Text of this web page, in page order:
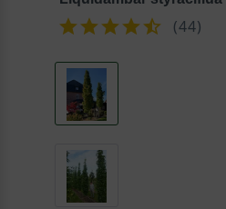
(44)